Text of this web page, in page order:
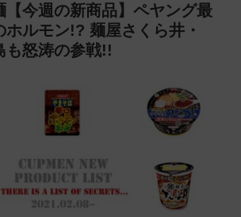
【今週の新商品】ペヤング最
ホルモン!? 麺屋さくら井・
も怒涛の参戦!!